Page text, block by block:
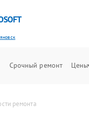
Срочный ремонт Цены
ремонта